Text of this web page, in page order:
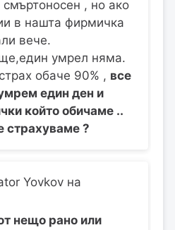
, но ако
в нашта фирмичка
вече.
умрел няма.
обаче 90% , все
един ден и
който обичаме ..
страхуваме ?
Yovkov на
нещо рано или